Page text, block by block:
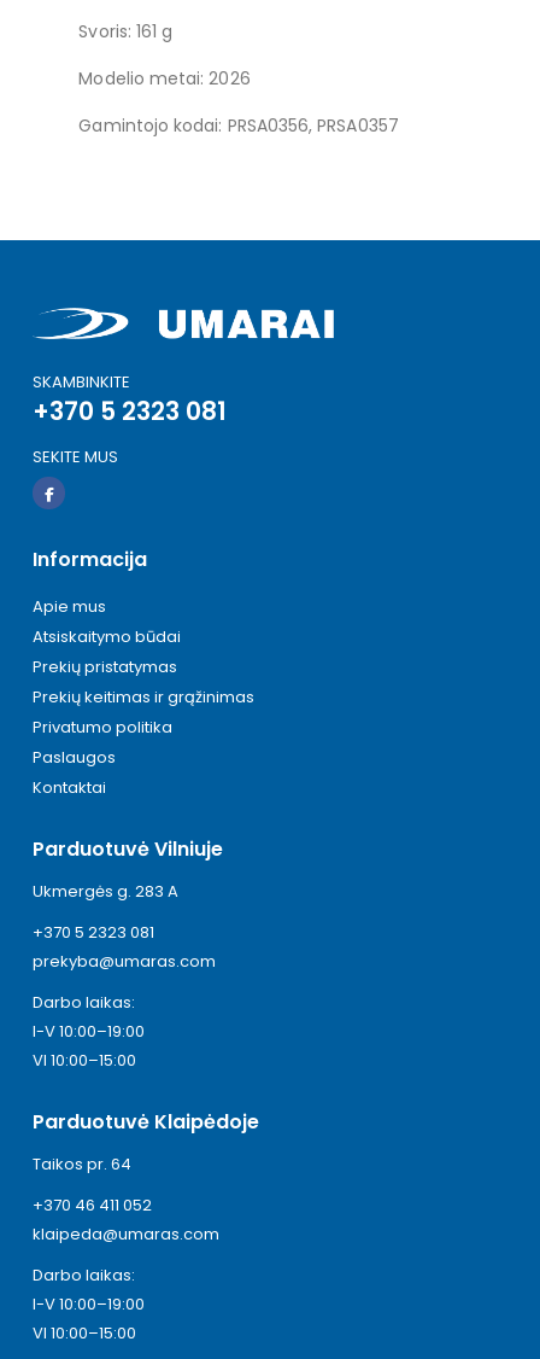
Svoris: 161 g
Modelio metai: 2026
Gamintojo kodai: PRSA0356, PRSA0357
SKAMBINKITE
+370 5 2323 081
SEKITE MUS
Informacija
Apie mus
Atsiskaitymo būdai
Prekių pristatymas
Prekių keitimas ir grąžinimas
Privatumo politika
Paslaugos
Kontaktai
Parduotuvė Vilniuje
Ukmergės g. 283 A
+370 5 2323 081
prekyba@umaras.com
Darbo laikas:
I-V 10:00–19:00
VI 10:00–15:00
Parduotuvė Klaipėdoje
Taikos pr. 64
+370 46 411 052
klaipeda@umaras.com
Darbo laikas:
I-V 10:00–19:00
VI 10:00–15:00